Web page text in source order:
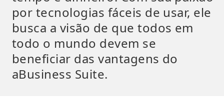
por tecnologias fáceis de usar, ele
busca a visão de que todos em
todo o mundo devem se
beneficiar das vantagens do
aBusiness Suite.